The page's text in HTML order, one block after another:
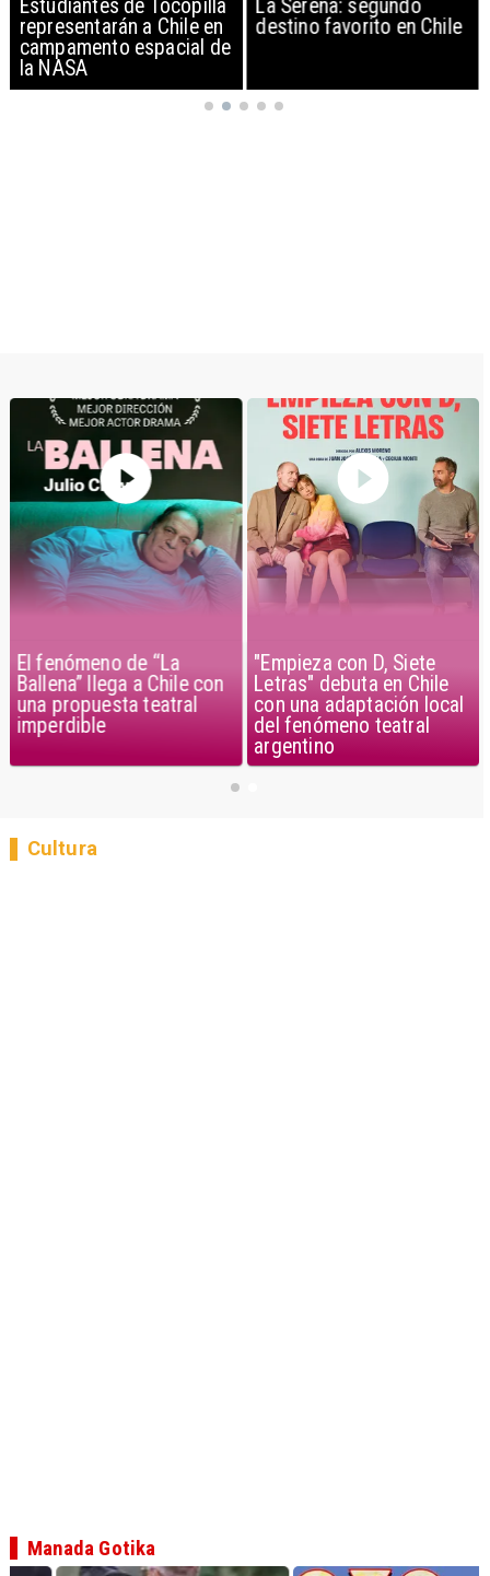
Estudiantes de Tocopilla
representarán a Chile en
campamento espacial de
la NASA
La Serena: segundo
destino favorito en Chile
El fenómeno de “La
Ballena” llega a Chile con
una propuesta teatral
imperdible
"Empieza con D, Siete
Letras" debuta en Chile
con una adaptación local
del fenómeno teatral
argentino
Cultura
Manada Gotika